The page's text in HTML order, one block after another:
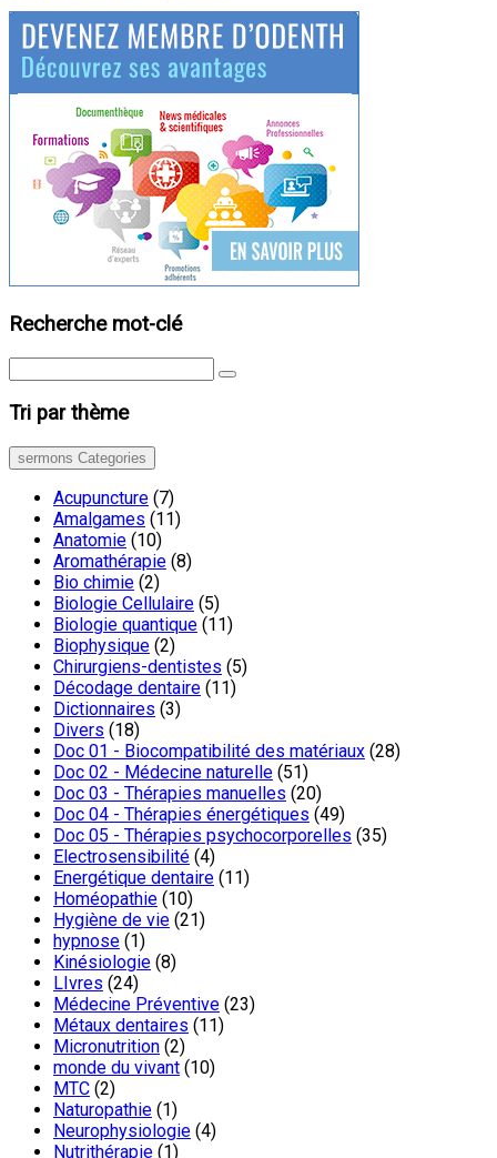
Recherche mot-clé
Tri par thème
sermons Categories
Acupuncture (7)
Amalgames (11)
Anatomie (10)
Aromathérapie (8)
Bio chimie (2)
Biologie Cellulaire (5)
Biologie quantique (11)
Biophysique (2)
Chirurgiens-dentistes (5)
Décodage dentaire (11)
Dictionnaires (3)
Divers (18)
Doc 01 - Biocompatibilité des matériaux (28)
Doc 02 - Médecine naturelle (51)
Doc 03 - Thérapies manuelles (20)
Doc 04 - Thérapies énergétiques (49)
Doc 05 - Thérapies psychocorporelles (35)
Electrosensibilité (4)
Energétique dentaire (11)
Homéopathie (10)
Hygiène de vie (21)
hypnose (1)
Kinésiologie (8)
LIvres (24)
Médecine Préventive (23)
Métaux dentaires (11)
Micronutrition (2)
monde du vivant (10)
MTC (2)
Naturopathie (1)
Neurophysiologie (4)
Nutrithérapie (1)